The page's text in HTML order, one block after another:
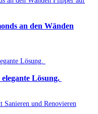
an den Wänden
Lösung.